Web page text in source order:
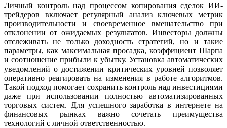
Личный контроль над процессом копирования сделок ИИ-
трейдеров включает регулярный анализ ключевых метрик
производительности и своевременное вмешательство при
отклонении от ожидаемых результатов. Инвесторы должны
отслеживать не только доходность стратегий, но и такие
параметры, как максимальная просадка, коэффициент Шарпа
и соотношение прибыли к убытку. Установка автоматических
уведомлений о достижении критических уровней позволяет
оперативно реагировать на изменения в работе алгоритмов.
Такой подход помогает сохранить контроль над инвестициями
даже при использовании полностью автоматизированных
торговых систем. Для успешного заработка в интернете на
финансовых рынках важно сочетать преимущества
технологий с личной ответственностью.